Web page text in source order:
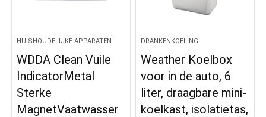
HUISHOUDELIJKE APPARATEN
WDDA Clean Vuile
IndicatorMetal
Sterke
MagnetVaatwasser
DRANKENKOELING
Weather Koelbox
voor in de auto, 6
liter, draagbare mini-
koelkast, isolatietas,